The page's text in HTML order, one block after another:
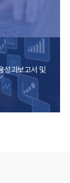
성과보고서 및